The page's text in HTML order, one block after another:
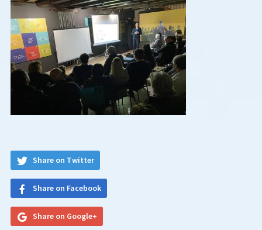
Share on Twitter
Share on Facebook
Share on Google+